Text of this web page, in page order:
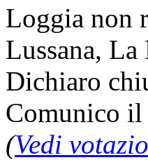
Loggia non
Lussana,
Dichiaro
Comunico il
(Vedi